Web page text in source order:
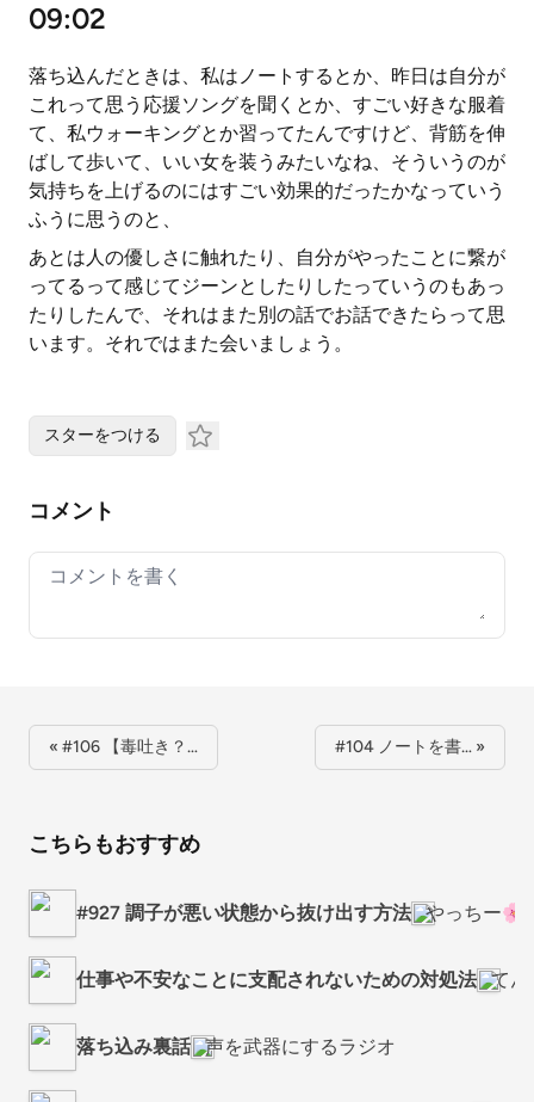
09:02
落ち込んだときは、私はノートするとか、昨日は自分が
これって思う応援ソングを聞くとか、すごい好きな服着
て、私ウォーキングとか習ってたんですけど、背筋を伸
ばして歩いて、いい女を装うみたいなね、そういうのが
気持ちを上げるのにはすごい効果的だったかなっていう
ふうに思うのと、
あとは人の優しさに触れたり、自分がやったことに繋が
ってるって感じてジーンとしたりしたっていうのもあっ
たりしたんで、それはまた別の話でお話できたらって思
います。それではまた会いましょう。
スターをつける
コメント
Your comment
« #106 【毒吐き？… #104 ノートを書… »
こちらもおすすめ
#927 調子が悪い状態から抜け出す方法 やっちー🌸
仕事や不安なことに支配されないための対処法 てん
落ち込み裏話 声を武器にするラジオ